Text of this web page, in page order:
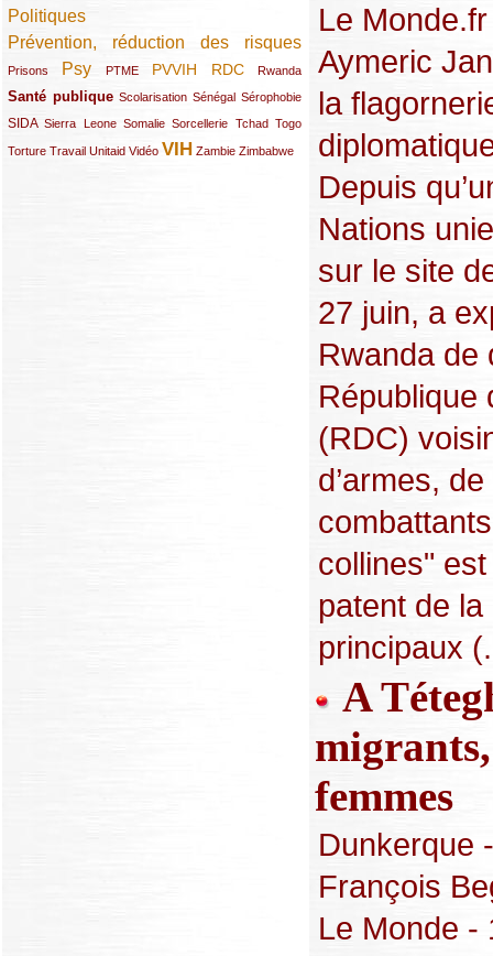
Politiques
(120/289)
Prévention, réduction des risques
(131/289)
Prisons
(22/289) Psy
(119/289) PTME
(12/289) PVVIH
(111/289) RDC
(104/289) Rwanda
(23/289)
Santé publique
(59/289) Scolarisation
(9/289) Sénégal
(13/289) Sérophobie
(19/289)
SIDA
(29/289)Sierra Leone
(13/289) Somalie
(12/289) Sorcellerie
(19/289) Tchad
(10/289) Togo
(15/289)
Torture
(17/289)Travail
(21/289) Unitaid
(26/289) Vidéo
(23/289) VIH
(154/289) Zambie
(12/289) Zimbabwe
(21/289)
Le
Aymeric
la
Depuis
Nations
sur le site
27 juin, a
Rwanda de
République
(RDC)
d’armes,
collines"
patent de
principaux
A
femmes
Dunkerque -
François
Le Monde -